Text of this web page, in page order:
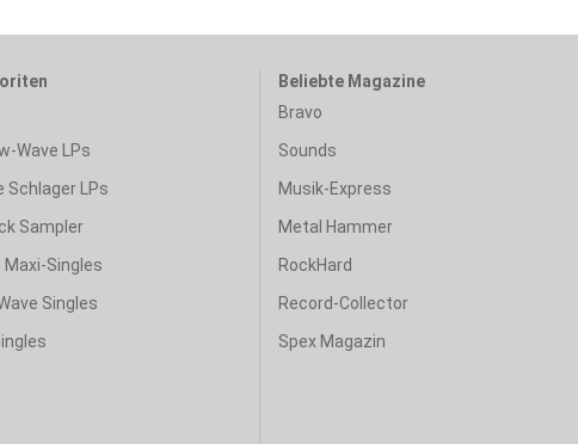
Wave LPs
Schlager LPs
Sampler
Maxi-Singles
Singles
Beliebte Magazine
Bravo
Sounds
Musik-Express
Metal Hammer
RockHard
Record-Collector
Spex Magazin